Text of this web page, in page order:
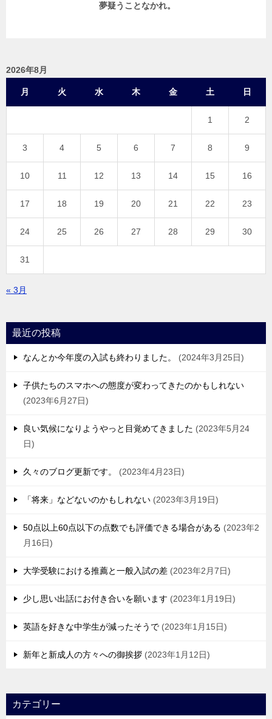
夢疑うことなかれ。
2026年8月
月 火 水 木 金 土 日
1 2
3 4 5 6 7 8 9
10 11 12 13 14 15 16
17 18 19 20 21 22 23
24 25 26 27 28 29 30
31
« 3月
最近の投稿
なんとか今年度の入試も終わりました。 2024年3月25日
子供たちのスマホへの態度が変わってきたのかもしれない
2023年6月27日
良い気候になりようやっと目覚めてきました
2023年5月24
日
久々のブログ更新です。 2023年4月23日
「将来」などないのかもしれない 2023年3月19日
50点以上60点以下の点数でも評価できる場合がある
2023年2
月16日
大学受験における推薦と一般入試の差 2023年2月7日
少し思い出話にお付き合いを願います 2023年1月19日
英語を好きな中学生が減ったそうで 2023年1月15日
新年と新成人の方々への御挨拶 2023年1月12日
カテゴリー